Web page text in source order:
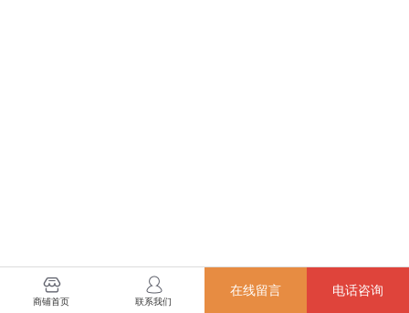
商铺首页 联系我们
在线留言 电话咨询